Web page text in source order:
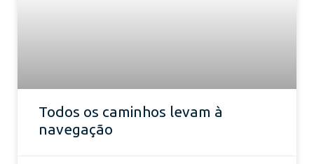
Todos os caminhos levam à
navegação